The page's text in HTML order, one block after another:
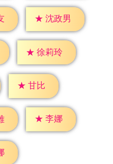
★ 沈政男
★ 徐莉玲
★ 甘比
★ 李娜